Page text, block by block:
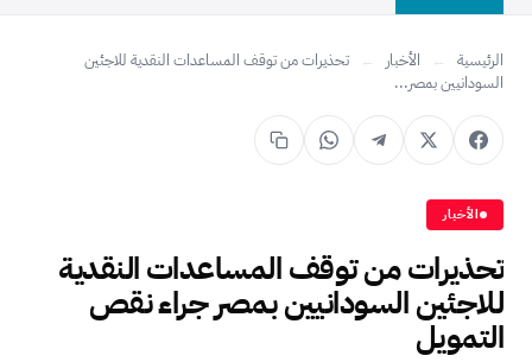
الرئيسية ← الأخبار ←
تحذيرات من توقف المساعدات النقدية للاجئين
السودانيين بمصر...
الأخبار
تحذيرات من توقف المساعدات النقدية
للاجئين السودانيين بمصر جراء نقص
التمويل